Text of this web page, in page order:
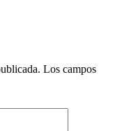
Los campos